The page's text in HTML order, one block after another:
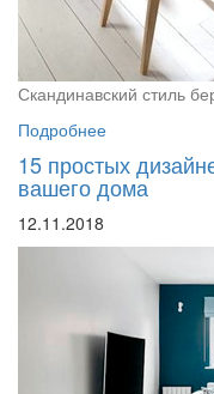
Скандинавский стиль
Подробнее
15 простых
вашего дома
12.11.2018